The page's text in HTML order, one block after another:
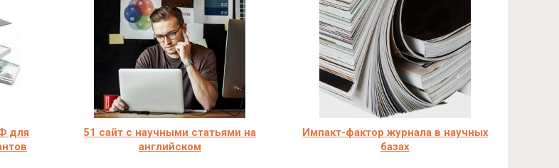
для
51 сайт с научными статьями на
английском
Импакт-фактор журнала в научных
базах